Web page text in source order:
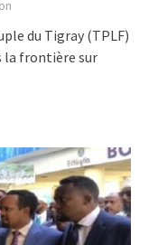
du Tigray (TPLF)
la frontière sur